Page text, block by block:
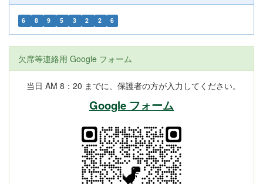
6 8 9 5 3 2 2 6
欠席等連絡用 Google フォーム
当日 AM 8：20 までに、保護者の方が入力してください。
Google フォーム